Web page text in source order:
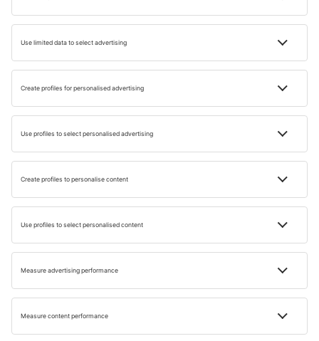
film „Das Wirtshaus im Spessart“ („The Spessart Inn“,
Zamek Mespelbrunn © iStock
Zajímavostí je, že zámek Mespelbrunn je od roku 1412 ve
vlastnictví rodu Echterů, kteří dodnes žijí v jeho jižním
křídle. Severní část objektu byla návštěvníkům